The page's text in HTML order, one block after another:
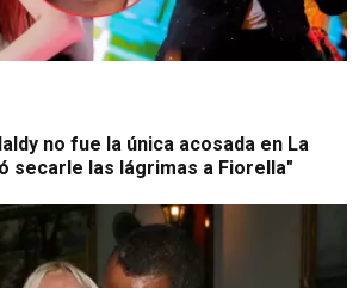
no fue la única acosada en La
secarle las lágrimas a Fiorella"